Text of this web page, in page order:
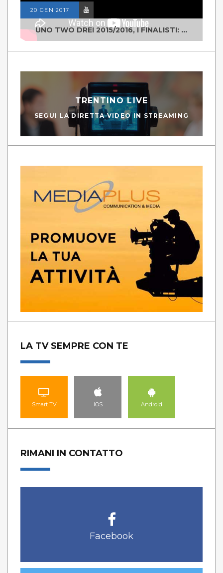
20 GEN 2017
UNO TWO DREI 2015/2016, I FINALISTI: CLASSE IV ALS ISTITUTO "DEGASPERI" BORGO VALSUGANA
TRENTINO LIVE
SEGUI LA DIRETTA VIDEO IN STREAMING
LA TV SEMPRE CON TE
Smart TV IOS Android
RIMANI IN CONTATTO
Facebook